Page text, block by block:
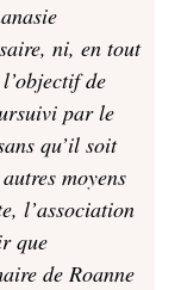
ni, en tout
de
par le
qu’il soit
moyens
l’association
que
de Roanne